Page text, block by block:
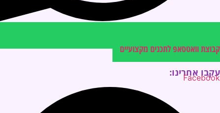
קבוצת וואטסאפ לתכנים מקצועיים
עקבו אחרינו:
Facebook